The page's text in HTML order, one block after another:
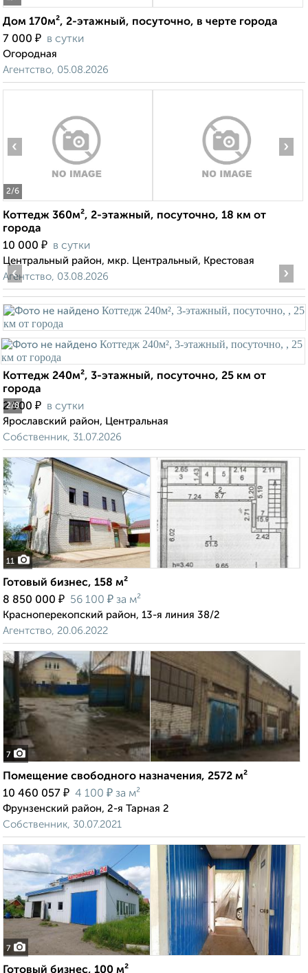
Дом 170м², 2-этажный, посуточно, в черте города
7 000 ₽ в сутки
Огородная
Агентство, 05.08.2026
2/6
‹ ›
Коттедж 360м², 2-этажный, посуточно, 18 км от
города
10 000 ₽ в сутки
Центральный район, мкр. Центральный, Крестовая
Агентство, 03.08.2026
2/8
‹ ›
Коттедж 240м², 3-этажный, посуточно, 25 км от
города
2 900 ₽ в сутки
Ярославский район, Центральная
Собственник, 31.07.2026
11
Готовый бизнес, 158 м²
8 850 000 ₽ 56 100 ₽ за м²
Красноперекопский район, 13-я линия 38/2
Агентство, 20.06.2022
7
Помещение свободного назначения, 2572 м²
10 460 057 ₽ 4 100 ₽ за м²
Фрунзенский район, 2-я Тарная 2
Собственник, 30.07.2021
7
Готовый бизнес, 100 м²